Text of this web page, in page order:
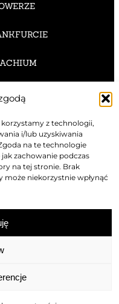
z technologii,
i/lub uzyskiwania
na te technologie
zachowanie podczas
na tej stronie. Brak
niekorzystnie wpłynąć